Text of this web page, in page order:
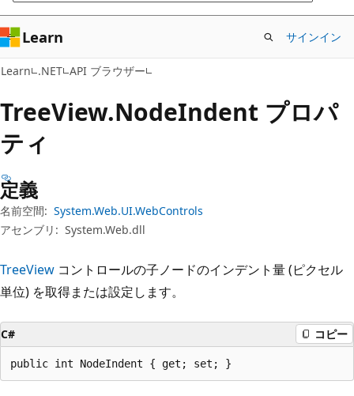
キ
ッ
プ
ン
に
ス
キ
ッ
プ
Learn サインイン
Learn .NET API ブラウザー
TreeView.NodeIndent プロパ
ティ
定義
名前空間: System.Web.UI.WebControls
アセンブリ: System.Web.dll
TreeView コントロールの子ノードのインデント量 (ピクセル
単位) を取得または設定します。
C# コピー
public int NodeIndent { get; set; }